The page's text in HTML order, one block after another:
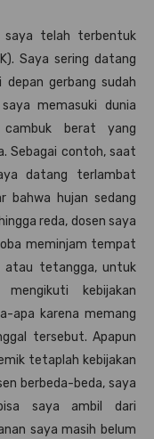
saya telah terbentuk
Saya sering datang
gerbang sudah
memasuki dunia
cambuk berat yang
Sebagai contoh, saat
datang terlambat
bahwa hujan sedang
reda, dosen saya
meminjam tempat
atau tetangga, untuk
kebijakan
apa karena memang
tersebut. Apapun
tetaplah kebijakan
berbeda-beda, saya
saya ambil dari
saya masih belum